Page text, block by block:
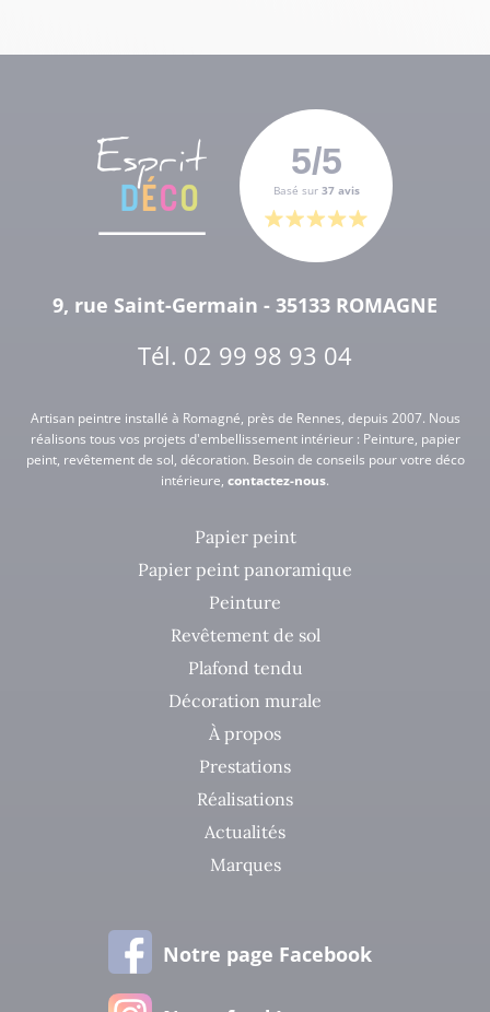
5/5
Basé sur 37 avis
9, rue Saint-Germain - 35133 ROMAGNE
Tél. 02 99 98 93 04
Artisan peintre installé à Romagné, près de Rennes, depuis 2007. Nous
réalisons tous vos projets d'embellissement intérieur : Peinture, papier
peint, revêtement de sol, décoration. Besoin de conseils pour votre déco
intérieure, contactez-nous.
Papier peint
Papier peint panoramique
Peinture
Revêtement de sol
Plafond tendu
Décoration murale
À propos
Prestations
Réalisations
Actualités
Marques
Notre page Facebook